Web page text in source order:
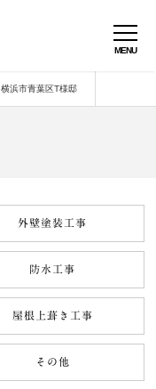
横浜市青葉区T様邸
外壁塗装工事
防水工事
屋根上葺き工事
その他